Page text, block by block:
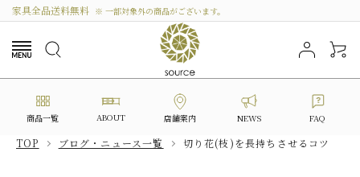
家具全品送料無料 ※ 一部対象外の商品がございます。
商品一覧 ABOUT 店舗案内 NEWS FAQ
TOP ブログ・ニュース一覧 切り花(枝)を長持ちさせるコツ